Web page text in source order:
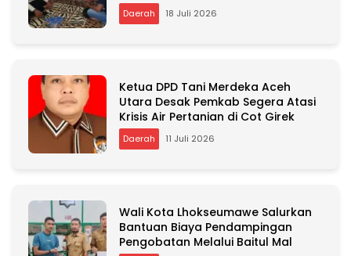
Daerah 18 Juli 2026
Ketua DPD Tani Merdeka Aceh
Utara Desak Pemkab Segera Atasi
Krisis Air Pertanian di Cot Girek
Daerah 11 Juli 2026
Wali Kota Lhokseumawe Salurkan
Bantuan Biaya Pendampingan
Pengobatan Melalui Baitul Mal